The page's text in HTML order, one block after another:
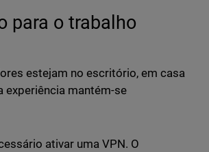
para o trabalho
estejam no escritório, em casa
experiência mantém-se
ativar uma VPN. O